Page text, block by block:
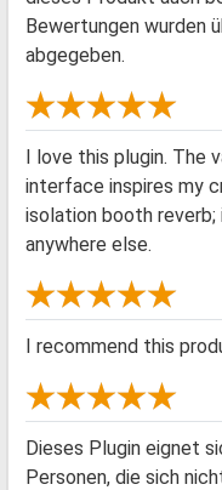
Bewertungen wurden
abgegeben.
I love this plugin. The
interface inspires my
isolation booth
anywhere else.
I recommend this
Dieses Plugin eignet
Personen, die sich